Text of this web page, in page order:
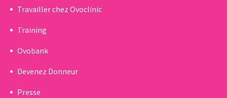
Travailler chez Ovoclinic
Training
Ovobank
Devenez Donneur
Presse